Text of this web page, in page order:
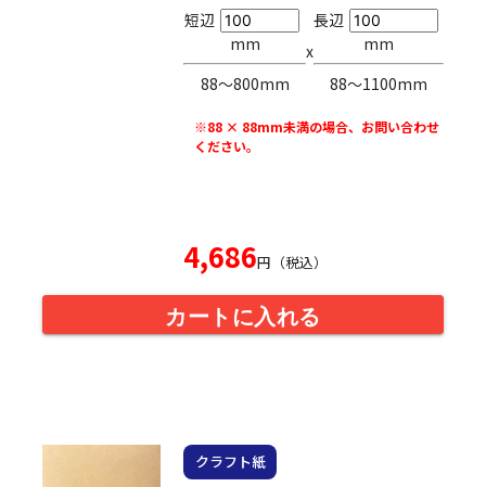
短辺
mm
88〜800mm
x
長辺
mm
88〜1100mm
※88 × 88mm未満の場合、お問い合わせ
ください。
4,686円（税込）
カートに入れる
クラフト紙